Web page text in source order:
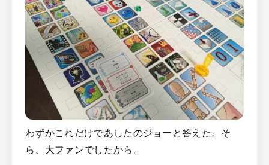
わずかこれだけであしたのジョーと答えた。そ
ら、大ファンでしたから。